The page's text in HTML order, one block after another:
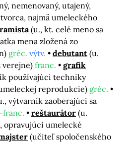
nemenovaný, utajený,
najmä umeleckého
(u., kt. celé meno sa
mena zložená zo
gréc. výtv. debutant (u.
franc.
grafik
používajúci techniky
reprodukcie) gréc.
výtvarník zaoberajúci sa
franc. reštaurátor (u.
opravujúci umelecké
(učiteľ spoločenského